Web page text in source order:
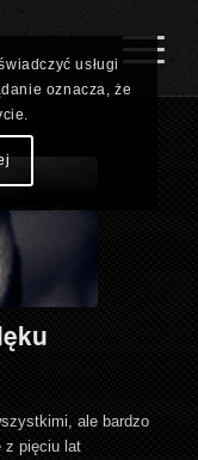
ale bardzo
z pięciu lat
usługi
oznacza, że